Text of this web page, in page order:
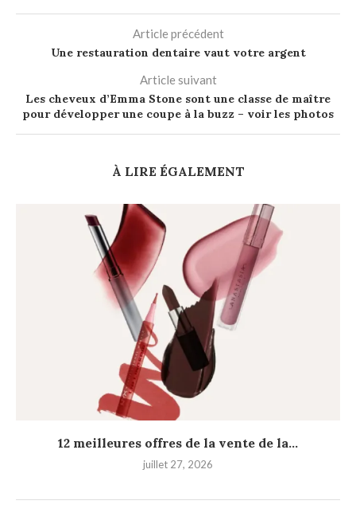
Article précédent
Une restauration dentaire vaut votre argent
Article suivant
Les cheveux d’Emma Stone sont une classe de maître
pour développer une coupe à la buzz – voir les photos
À LIRE ÉGALEMENT
12 meilleures offres de la vente de la...
juillet 27, 2026